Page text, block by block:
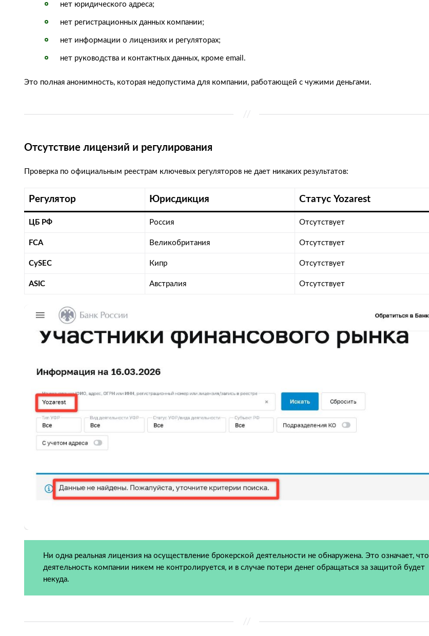
нет юридического адреса;
нет регистрационных данных компании;
нет информации о лицензиях и регуляторах;
нет руководства и контактных данных, кроме email.
Это полная анонимность, которая недопустима для компании, работающей с чужими деньгами.
Отсутствие лицензий и регулирования
Проверка по официальным реестрам ключевых регуляторов не дает никаких результатов:
Регулятор Юрисдикция Статус Yozarest
ЦБ РФ Россия Отсутствует
FCA Великобритания Отсутствует
CySEC Кипр Отсутствует
ASIC Австралия Отсутствует
Ни одна реальная лицензия на осуществление брокерской деятельности не обнаружена. Это означает, что
деятельность компании никем не контролируется, и в случае потери денег обращаться за защитой будет
некуда.